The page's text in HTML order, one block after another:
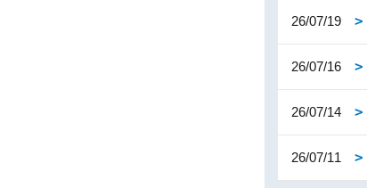
26/07/19
26/07/16
26/07/14
26/07/11